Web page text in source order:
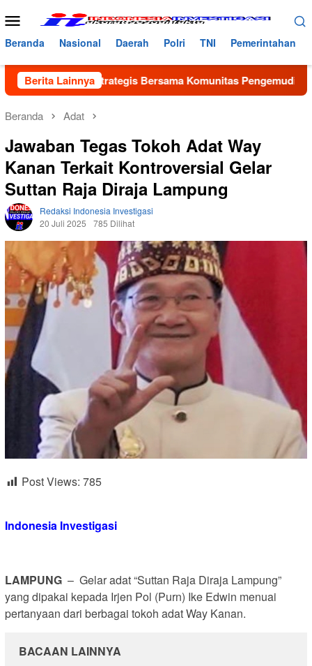
ke
konten
Menu
Mobile
Beranda Nasional Daerah Polri TNI Pemerintahan
Berita Lainnya
Strategis Bersama Komunitas Pengemudi Maxim,
Beranda Adat
Jawaban Tegas Tokoh Adat Way
Kanan Terkait Kontroversial Gelar
Suttan Raja Diraja Lampung
Redaksi Indonesia Investigasi
20 Juli 2025
785 Dilihat
Post Views: 785
Indonesia Investigasi
LAMPUNG – Gelar adat “Suttan Raja Diraja Lampung”
yang dipakai kepada Irjen Pol (Purn) Ike Edwin menuai
pertanyaan dari berbagai tokoh adat Way Kanan.
BACAAN LAINNYA